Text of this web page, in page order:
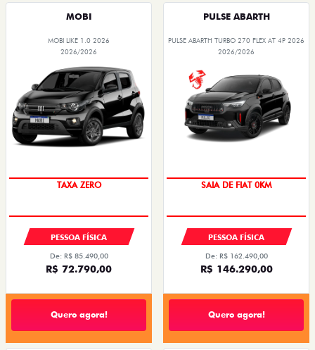
MOBI
MOBI LIKE 1.0 2026
2026/2026
TAXA ZERO
PESSOA FÍSICA
De: R$ 85.490,00
R$ 72.790,00
Quero agora!
PULSE ABARTH
PULSE ABARTH TURBO 270 FLEX AT 4P 2026
2026/2026
SAIA DE FIAT 0KM
PESSOA FÍSICA
De: R$ 162.490,00
R$ 146.290,00
Quero agora!